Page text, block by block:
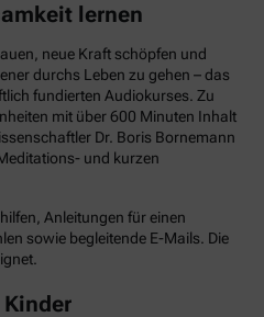
lernen
neue Kraft schöpfen und
durchs Leben zu gehen – das
fundierten Audiokurses. Zu
mit über 600 Minuten Inhalt
Dr. Boris Bornemann
und kurzen
Anleitungen für einen
sowie begleitende E-Mails. Die